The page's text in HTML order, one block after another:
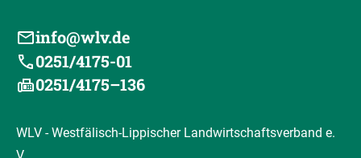
info@wlv.de
0251/4175-01
0251/4175–136
WLV - Westfälisch-Lippischer Landwirtschaftsverband e.